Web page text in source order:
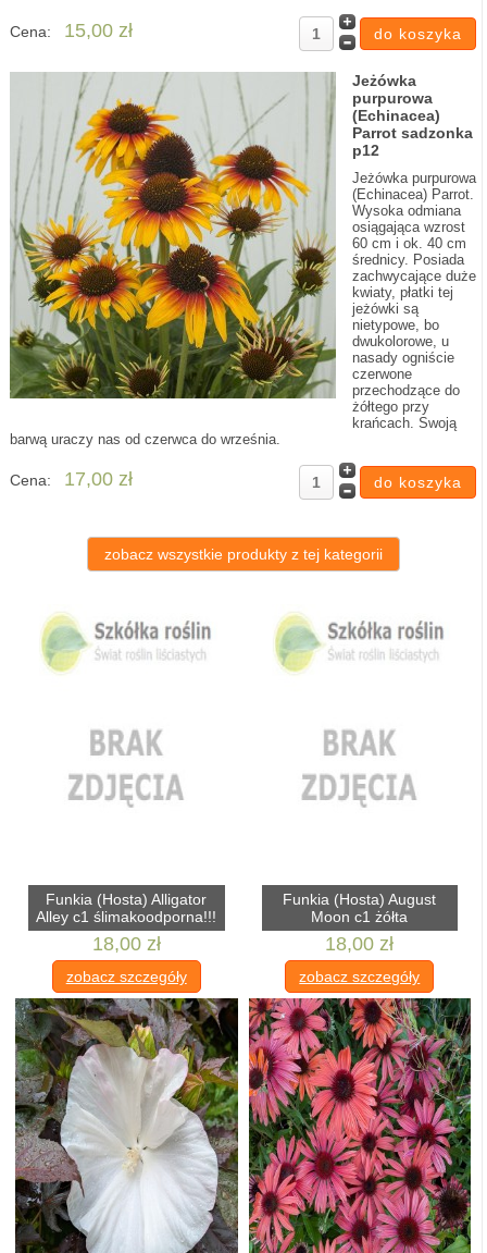
Cena: 15,00 zł
Jeżówka
purpurowa
(Echinacea)
Parrot sadzonka
p12
Jeżówka purpurowa
(Echinacea) Parrot.
Wysoka odmiana
osiągająca wzrost
60 cm i ok. 40 cm
średnicy. Posiada
zachwycające duże
kwiaty, płatki tej
jeżówki są
nietypowe, bo
dwukolorowe, u
nasady ogniście
czerwone
przechodzące do
żółtego przy
krańcach. Swoją
barwą uraczy nas od czerwca do września.
Cena: 17,00 zł
zobacz wszystkie produkty z tej kategorii
Funkia (Hosta) Alligator
Alley c1 ślimakoodporna!!!
18,00 zł
zobacz szczegóły
Funkia (Hosta) August
Moon c1 żółta
18,00 zł
zobacz szczegóły